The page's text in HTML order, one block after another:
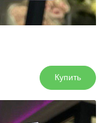
Купить